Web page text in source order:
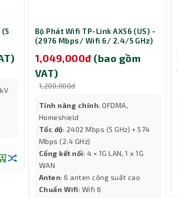
Với Layer 3 Và Cisco Business
Bộ Phát Wifi TP-Link AX56 (US) -
(2976 Mbps/ Wifi 6/ 2.4/5 GHz)
1,049,000đ (bao gồm
VAT)
1,200,000đ
Tính năng chính: OFDMA,
Homeshield
Tốc độ: 2402 Mbps (5 GHz) + 574
Mbps (2.4 GHz)
Cổng kết nối: 4 × 1G LAN, 1 x 1G
WAN
Anten: 6 anten công suất cao
Chuẩn Wifi: Wifi 6